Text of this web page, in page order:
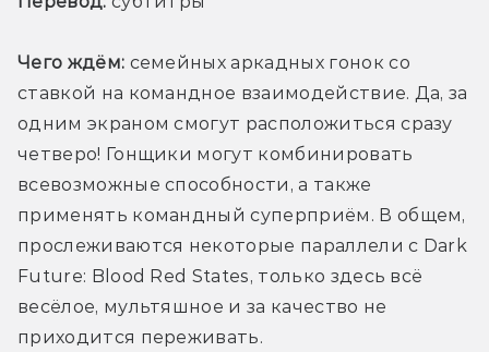
Чего ждём: семейных аркадных гонок со
ставкой на командное взаимодействие. Да, за
одним экраном смогут расположиться сразу
четверо! Гонщики могут комбинировать
всевозможные способности, а также
применять командный суперприём. В общем,
прослеживаются некоторые параллели с Dark
Future: Blood Red States, только здесь всё
весёлое, мультяшное и за качество не
приходится переживать.